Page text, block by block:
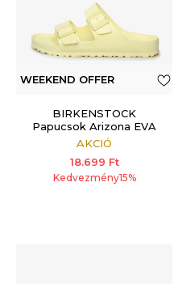
WEEKEND OFFER
BIRKENSTOCK
Papucsok Arizona EVA
AKCIÓ
18.699 Ft
Kedvezmény15%